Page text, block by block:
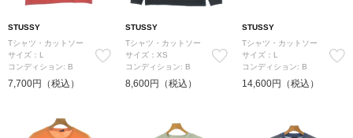
STUSSY
Tシャツ・カットソー
サイズ：L
コンディション: B
7,700円（税込）
STUSSY
Tシャツ・カットソー
サイズ：XS
コンディション: B
8,600円（税込）
STUSSY
Tシャツ・カットソー
サイズ：L
コンディション: B
14,600円（税込）